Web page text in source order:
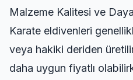
Malzeme Kalitesi ve
Karate eldivenleri
veya hakiki deriden
daha uygun fiyatlı